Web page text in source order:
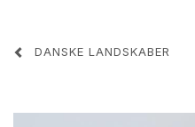
DANSKE LANDSKABER